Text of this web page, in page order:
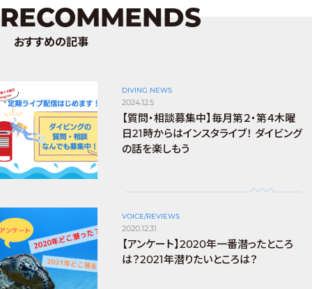
RECOMMENDS
おすすめの記事
DIVING NEWS
2024.12.5
【質問・相談募集中】毎月第２・第４木曜
日21時からはインスタライブ！ ダイビング
の話を楽しもう
VOICE/REVIEWS
2020.12.31
【アンケート】2020年一番潜ったところ
は？2021年潜りたいところは？